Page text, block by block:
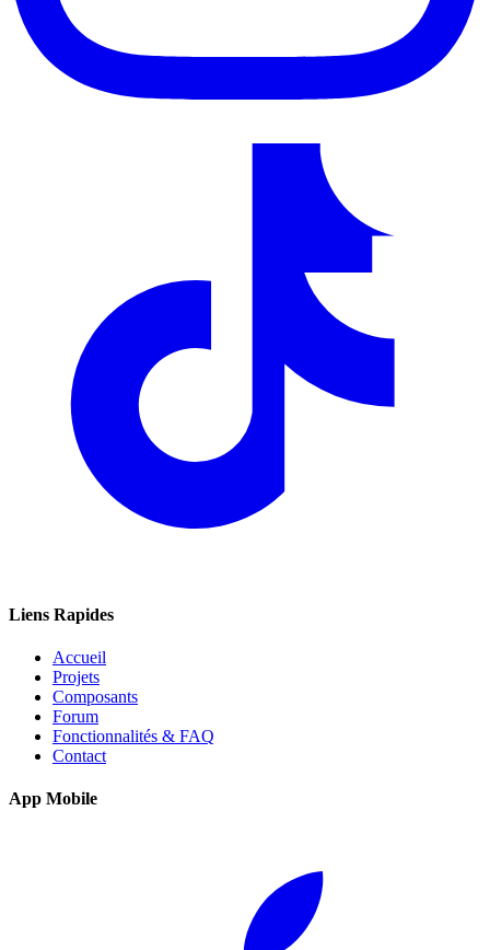
Liens Rapides
Accueil
Projets
Composants
Forum
Fonctionnalités & FAQ
Contact
App Mobile